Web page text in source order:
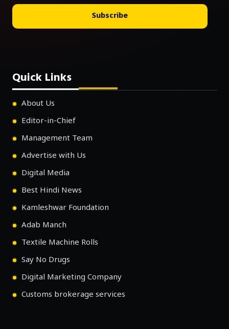
Subscribe
Quick Links
About Us
Editor-in-Chief
Management Team
Advertise with Us
Digital Media
Best Hindi News
Kamleshwar Foundation
Adab Manch
Textile Machine Rolls
Say No Drugs
Digital Marketing Company
Customs brokerage services